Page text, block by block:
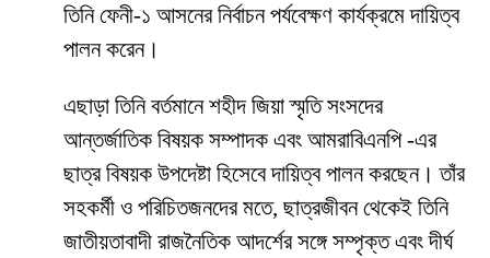
তিনি ফেনী-১ আসনের নির্বাচন পর্যবেক্ষণ কার্যক্রমে দায়িত্ব
পালন করেন।
এছাড়া তিনি বর্তমানে শহীদ জিয়া স্মৃতি সংসদের
আন্তর্জাতিক বিষয়ক সম্পাদক এবং আমরাবিএনপি -এর
ছাত্র বিষয়ক উপদেষ্টা হিসেবে দায়িত্ব পালন করছেন। তাঁর
সহকর্মী ও পরিচিতজনদের মতে, ছাত্রজীবন থেকেই তিনি
জাতীয়তাবাদী রাজনৈতিক আদর্শের সঙ্গে সম্পৃক্ত এবং দীর্ঘ